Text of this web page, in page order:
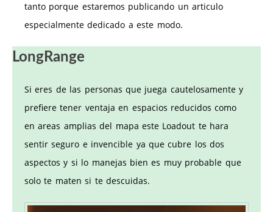
tanto porque estaremos publicando un articulo
especialmente dedicado a este modo.
LongRange
Si eres de las personas que juega cautelosamente y
prefiere tener ventaja en espacios reducidos como
en areas amplias del mapa este Loadout te hara
sentir seguro e invencible ya que cubre los dos
aspectos y si lo manejas bien es muy probable que
solo te maten si te descuidas.